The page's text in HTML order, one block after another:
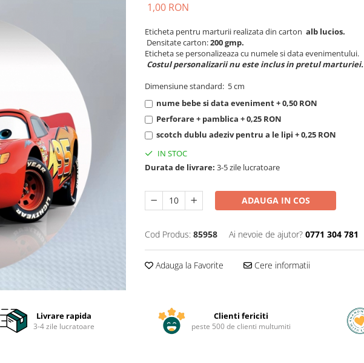
1,00 RON
Eticheta pentru marturii realizata din carton alb lucios.
Densitate carton:200 gmp.
Eticheta se personalizeaza cu numele si data evenimentului.
Costul personalizarii nu este inclus in pretul marturiei.
Dimensiune standard: 5 cm
nume bebe si data eveniment + 0,50 RON
Perforare + pamblica + 0,25 RON
scotch dublu adeziv pentru a le lipi + 0,25 RON
IN STOC
Durata de livrare: 3-5 zile lucratoare
ADAUGA IN COS
Cod Produs: 85958 Ai nevoie de ajutor? 0771 304 781
Adauga la Favorite Cere informatii
Livrare rapida
3-4 zile lucratoare
Clienti fericiti
peste 500 de clienti multumiti